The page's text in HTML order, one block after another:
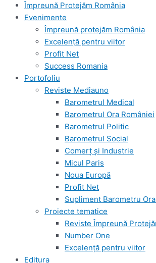
Împreună Protejăm România
Evenimente
Împreună protejăm România
Excelență pentru viitor
Profit Net
Success Romania
Portofoliu
Reviste Mediauno
Barometrul Medical
Barometrul Ora României
Barometrul Politic
Barometrul Social
Comerț și Industrie
Micul Paris
Noua Europă
Profit Net
Supliment Barometru
Proiecte tematice
Reviste Împreună
Number One
Excelență pentru viitor
Editura